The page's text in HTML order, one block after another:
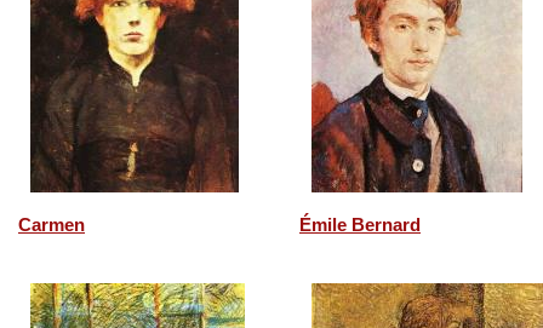
Carmen Émile Bernard